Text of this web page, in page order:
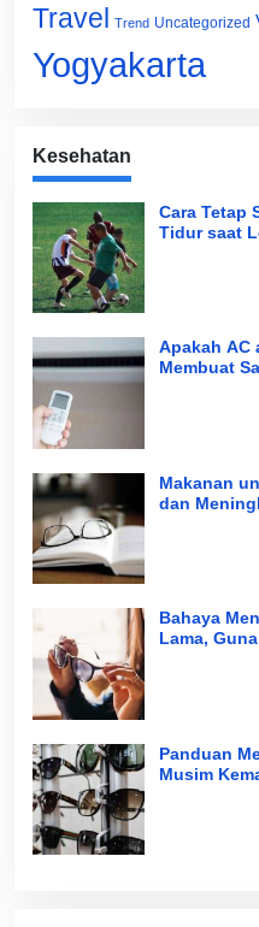
Travel Trend Uncategorized
Yogyakarta
Kesehatan
Cara Tetap
Tidur saat
Apakah AC
Membuat
Makanan
dan
Bahaya
Lama,
Panduan
Musim